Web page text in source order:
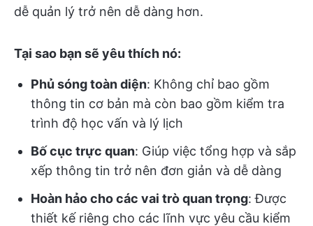
dễ quản lý trở nên dễ dàng hơn.
Tại sao bạn sẽ yêu thích nó:
Phủ sóng toàn diện: Không chỉ bao gồm
thông tin cơ bản mà còn bao gồm kiểm tra
trình độ học vấn và lý lịch
Bố cục trực quan: Giúp việc tổng hợp và sắp
xếp thông tin trở nên đơn giản và dễ dàng
Hoàn hảo cho các vai trò quan trọng: Được
thiết kế riêng cho các lĩnh vực yêu cầu kiểm